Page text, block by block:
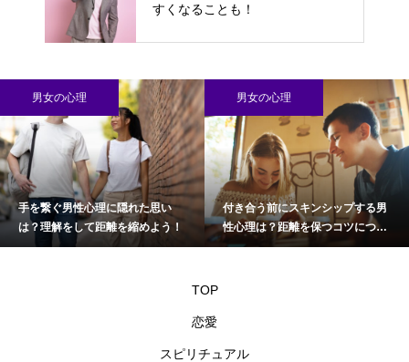
すくなることも！
男女の心理
手を繋ぐ男性心理に隠れた思い
は？理解をして距離を縮めよう！
男女の心理
付き合う前にスキンシップする男
性心理は？距離を保つコツについ
て
TOP
恋愛
スピリチュアル